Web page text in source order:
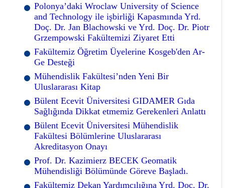
Polonya’daki Wroclaw University of Science
and Technology ile işbirliği Kapasmında Yrd.
Doç. Dr. Jan Blachowski ve Yrd. Doç. Dr. Piotr
Grzempowski Fakültemizi Ziyaret Etti
Fakültemiz Öğretim Üyelerine Kosgeb'den Ar-
Ge Desteği
Mühendislik Fakültesi’nden Yeni Bir
Uluslararası Kitap
Bülent Ecevit Üniversitesi GIDAMER Gıda
Sağlığında Dikkat etmemiz Gerekenleri Anlattı
Bülent Ecevit Üniversitesi Mühendislik
Fakültesi Bölümlerine Uluslararası
Akreditasyon Onayı
Prof. Dr. Kazimierz BECEK Geomatik
Mühendisliği Bölümünde Göreve Başladı.
Fakültemiz Dekan Yardımcılığına Yrd. Doç. Dr.